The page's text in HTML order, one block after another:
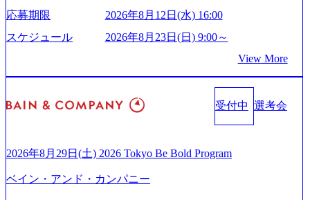
ため事業創造の自由度が高く、赤字事業でも投資して長期
的な成長を若手に任せられる環境 対面でのコミュニケーシ
ョンメリットを重視するため出社勤務。1日の労働時間平均
ア組織） 2026年8月22日(土) 10:00～最長16:00 2026年8月10
日(月) 16:00 ※応募者が定員を上回る場合は、厳正なる審査
の上参加者を決定させていただきます。ご了承ください。
● 当日の流れ 受付 → 会社説明会 → 面接(会社説明会終了
後、随時ご案内) ※全てリモートにて実施します。 ※参加
通常の選考フローと異なり、事前に適性検査をご受検いた
ションサーチになります。 ご経験やスキル、そして適性や
6218) 大手広告代理店出身者などマーケティングのトップ人
材が集結するワケ (https://markezine.jp/article/detail/45446) エン
ジニアからコンサルタントへ。会社に入って、何が変わっ
た？ (https://www.businessinsider.jp/post-288838) プラダ：ラグ
nture.com/jp-ja/case-studies/song/prada-luxury-product-customizati
on) 大正製薬：ITカーブアウト支援 (https://www.accenture.co
m/jp-ja/case-studies/consulting/taisho-pharmaceutical)（ストラテ
ジー & コンサルティング） ソフトバンク：初のオンライン
s://www.accenture.com/jp-ja/case-studies/communications-media/so
する「保安ネット」を構築。省庁DXの先進事例を実現 (http
供している日系最大級の総合コンサルティングファーム
『Build Beyond As One ®.』をブランドメッセージに掲げ、
企業や組織の変革を通じて社会や産業の課題を解決し、未
確実な実現と社会的価値及び経済的価値の追求にも貢献 NE
Cとの戦略的資本提携も実現して、現在はNECのグループ会
シングなどの専門知識と、豊富な経験を持つ約6,000名を超
えるプロフェッショナルを有する 金融、製造、流通、エネ
トとしている SAP領域においては日本市場No.1を誇り、全
定コンサルタント資格を取得している また、日本国内企業
応募期限
2026年8月12日(水) 16:00
スケジュール
2026年8月23日(日) 9:00～
View More
受付中 選考会
2026年8月29日(土) 2026 Tokyo Be Bold Program
ベイン・アンド・カンパニー